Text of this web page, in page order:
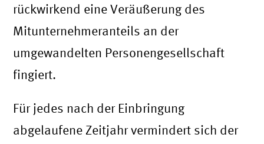
rückwirkend eine Veräußerung des
Mitunternehmeranteils an der
umgewandelten Personengesellschaft
fingiert.
Für jedes nach der Einbringung
abgelaufene Zeitjahr vermindert sich der